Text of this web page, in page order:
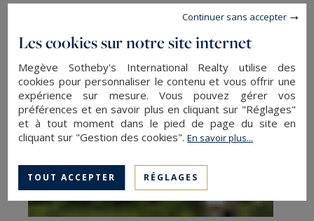
Les cookies sur notre site internet
Megève Sotheby's International Realty utilise des
cookies pour personnaliser le contenu et vous offrir une
expérience sur mesure. Vous pouvez gérer vos
préférences et en savoir plus en cliquant sur "Réglages"
et à tout moment dans le pied de page du site en
cliquant sur "Gestion des cookies".En savoir plus...
TOUT ACCEPTER RÉGLAGES
Continuer sans accepter